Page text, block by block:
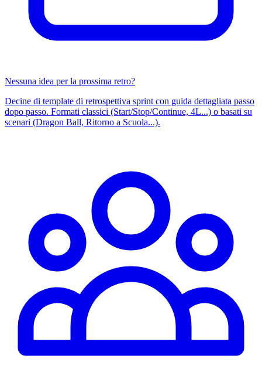
Nessuna idea per la prossima retro?
Decine di template di retrospettiva sprint con guida dettagliata passo
dopo passo. Formati classici (Start/Stop/Continue, 4L...) o basati su
scenari (Dragon Ball, Ritorno a Scuola...).